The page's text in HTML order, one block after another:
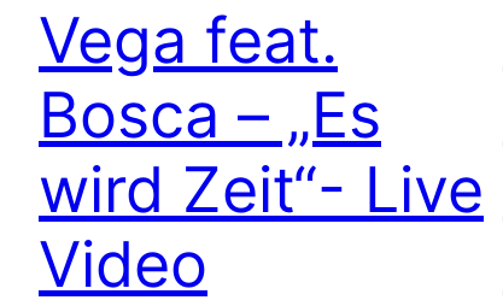
Vega feat.
Bosca – „Es
wird Zeit“- Live
Video